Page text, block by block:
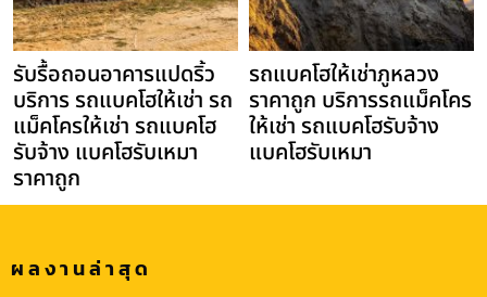
รับรื้อถอนอาคารแปดริ้ว
บริการ รถแบคโฮให้เช่า รถ
แม็คโครให้เช่า รถแบคโฮ
รับจ้าง แบคโฮรับเหมา
ราคาถูก
รถแบคโฮให้เช่าภูหลวง
ราคาถูก บริการรถแม็คโคร
ให้เช่า รถแบคโฮรับจ้าง
แบคโฮรับเหมา
ผลงานล่าสุด